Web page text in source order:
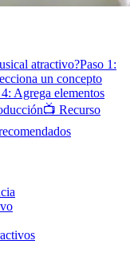
atractivo?Paso 1:
un concepto
4: Agrega elementos
📺 Recurso